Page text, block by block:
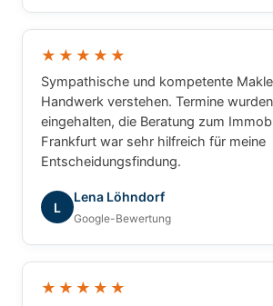
sondern dass meine persönlichen
Wünsche im Mittelpunkt stehen. Alle
verständlich beantwortet und der
zuverlässigen, engagierten und
Immobilienpartner sucht, ist bei
Immobilien bestens aufgehoben. Eine
Empfehlung – vielen Dank für die
Zusammenarbeit!
★★★★★
Sympathische und kompetente
Handwerk verstehen. Termine
eingehalten, die Beratung zum
Frankfurt war sehr hilfreich für meine
Entscheidungsfindung.
L
Lena Löhndorf
Google-Bewertung
★★★★★